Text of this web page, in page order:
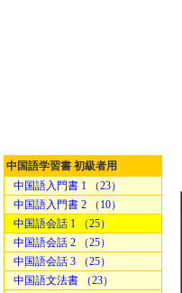
中国語学習書 初級者用
中国語入門書 1 （23）
中国語入門書 2 （10）
中国語会話 1 （25）
中国語会話 2 （25）
中国語会話 3 （25）
中国語文法書 （23）